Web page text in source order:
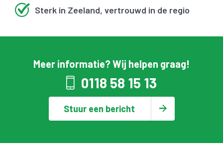
Sterk in Zeeland, vertrouwd in de regio
Meer informatie? Wij helpen graag!
0118 58 15 13
Stuur een bericht